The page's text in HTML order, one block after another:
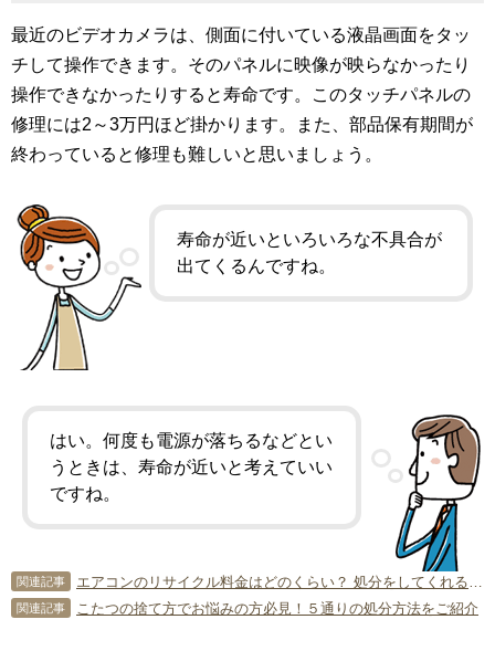
最近のビデオカメラは、側面に付いている液晶画面をタッ
チして操作できます。そのパネルに映像が映らなかったり
操作できなかったりすると寿命です。このタッチパネルの
修理には2～3万円ほど掛かります。また、部品保有期間が
終わっていると修理も難しいと思いましょう。
寿命が近いといろいろな不具合が
出てくるんですね。
はい。何度も電源が落ちるなどとい
うときは、寿命が近いと考えていい
ですね。
関連記事 エアコンのリサイクル料金はどのくらい？ 処分をしてくれる場所は？
関連記事 こたつの捨て方でお悩みの方必見！５通りの処分方法をご紹介